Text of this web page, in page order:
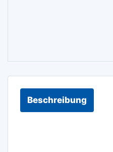
Beschreibung